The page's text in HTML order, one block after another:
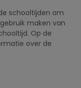
schooltijden om
maken van
Op de
over de